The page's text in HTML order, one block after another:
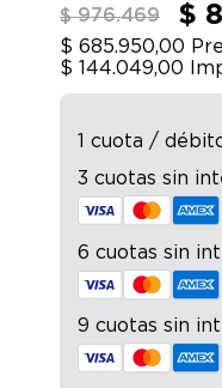
$ 976.469 $
$ 685.950,00
$ 144.049,00
1 cuota /
3 cuotas sin
6 cuotas sin
9 cuotas sin